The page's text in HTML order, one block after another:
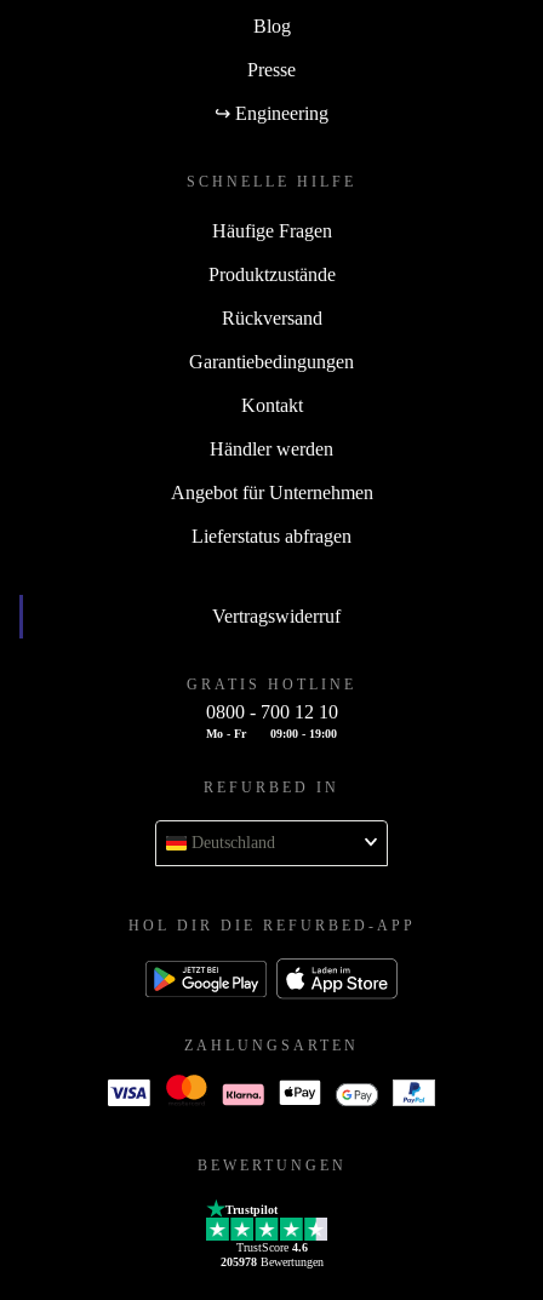
Blog
Presse
↪ Engineering
SCHNELLE HILFE
Häufige Fragen
Produktzustände
Rückversand
Garantiebedingungen
Kontakt
Händler werden
Angebot für Unternehmen
Lieferstatus abfragen
Vertragswiderruf
GRATIS HOTLINE
0800 - 700 12 10
Mo - Fr 09:00 - 19:00
REFURBED IN
Deutschland
HOL DIR DIE REFURBED-APP
ZAHLUNGSARTEN
BEWERTUNGEN
Trustpilot
TrustScore 4.6
205978Bewertungen